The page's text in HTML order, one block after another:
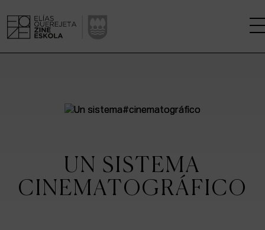
CENTRO DE INVESTIGACIÓN
KINOFABRIKAUN SISTEMA
CINEMATOGRÁFICO